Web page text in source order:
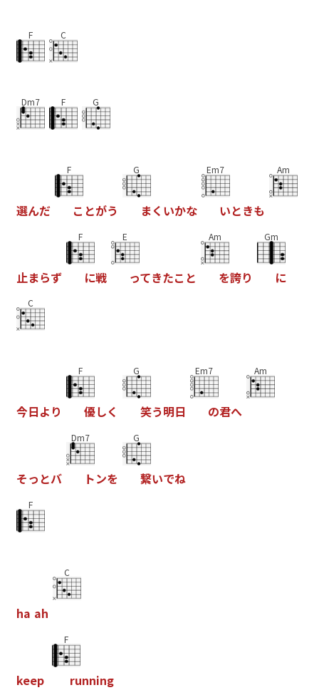
F C
Dm7 F G
選んだ
F
こ とがう
G
まく いかな
Em7
いときも
Am
止まらず
F
に戦
E
ってきたこ と
Am
を誇り
Gm
に
C
今日よ り
F
優しく
G
笑う明日
Em7
の君へ
Am
そっ とバ
Dm7
トンを
G
繋いでね
F
ha ah
C
keep
F
running